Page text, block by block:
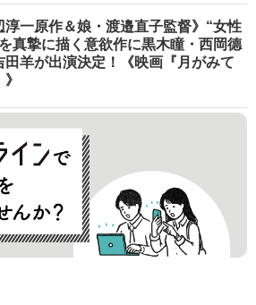
淳一原作＆娘・渡邉直子監督》“女性
真摯に描く意欲作に黒木瞳・西岡德
田羊が出演決定！《映画『月がみて